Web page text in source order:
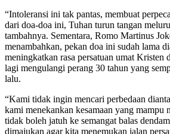
“Intoleransi ini tak pantas, membuat
dari doa-doa ini, Tuhan turun tangan
tambahnya. Sementara, Romo Martinus
menambahkan, pekan doa ini sudah lama
meningkatkan rasa persatuan umat Kristen
lagi mengulangi perang 30 tahun yang
lalu.
“Kami tidak ingin mencari perbedaan
kami menekankan kesamaan yang mampu
tidak boleh jatuh ke semangat balas
dimajukan agar kita menemukan jalan